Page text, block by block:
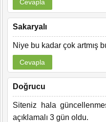
Cevapla
Sakaryalı
Niye bu kadar çok artmış
Cevapla
Doğrucu
Siteniz hala
açıklamalı 3 gün oldu.